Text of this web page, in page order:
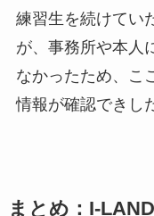
練習生を続けてい
が、事務所や本人
なかったため、こ
情報が確認できし
まとめ：I-